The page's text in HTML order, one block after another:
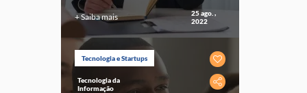
+ Saiba mais
25 ago. ,
2022
Tecnologia e Startups
Tecnologia da
Informação